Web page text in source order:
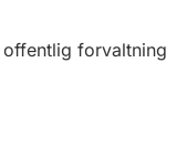
forvaltning